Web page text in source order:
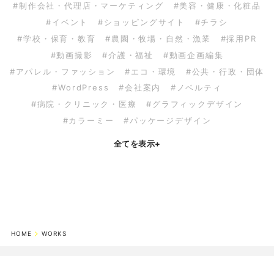
#制作会社・代理店・マーケティング
#美容・健康・化粧品
#イベント
#ショッピングサイト
#チラシ
#学校・保育・教育
#農園・牧場・自然・漁業
#採用PR
#動画撮影
#介護・福祉
#動画企画編集
#アパレル・ファッション
#エコ・環境
#公共・行政・団体
#WordPress
#会社案内
#ノベルティ
#病院・クリニック・医療
#グラフィックデザイン
#カラーミー
#パッケージデザイン
全てを表示+
HOME WORKS